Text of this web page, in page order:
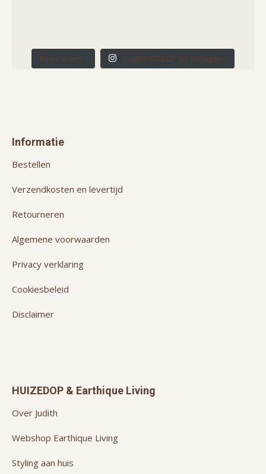
Meer laden... Volg HUIZEDOP op Instagram
Informatie
Bestellen
Verzendkosten en levertijd
Retourneren
Algemene voorwaarden
Privacy verklaring
Cookiesbeleid
Disclaimer
HUIZEDOP & Earthique Living
Over Judith
Webshop Earthique Living
Styling aan huis